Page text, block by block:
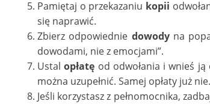
Pamiętaj o przekazaniu kopii
się naprawić.
Zbierz odpowiednie dowodyna
dowodami, nie z emocjami”.
Ustalopłatę od odwołania i wnieś
można uzupełnić. Samej opłaty już nie.
Jeśli korzystasz z pełnomocnika,